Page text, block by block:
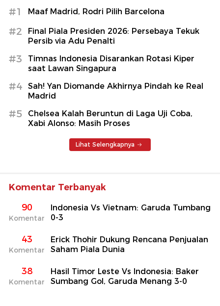
#1 Maaf Madrid, Rodri Pilih Barcelona
#2
Final Piala Presiden 2026: Persebaya Tekuk
Persib via Adu Penalti
#3
Timnas Indonesia Disarankan Rotasi Kiper
saat Lawan Singapura
#4
Sah! Yan Diomande Akhirnya Pindah ke Real
Madrid
#5
Chelsea Kalah Beruntun di Laga Uji Coba,
Xabi Alonso: Masih Proses
Lihat Selengkapnya
Komentar Terbanyak
90
Komentar
Indonesia Vs Vietnam: Garuda Tumbang
0-3
43
Komentar
Erick Thohir Dukung Rencana Penjualan
Saham Piala Dunia
38
Komentar
Hasil Timor Leste Vs Indonesia: Baker
Sumbang Gol, Garuda Menang 3-0